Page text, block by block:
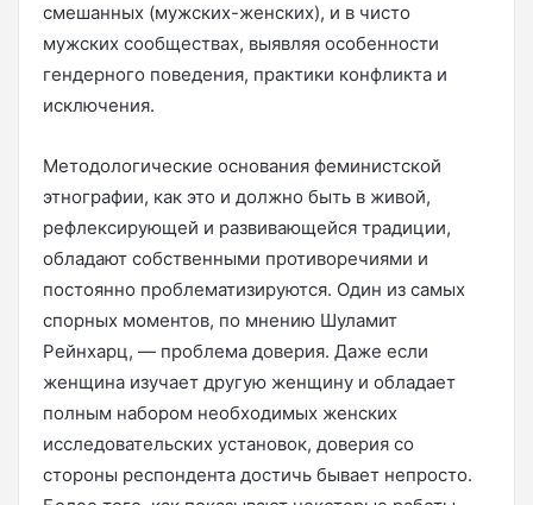
смешанных (мужских-женских), и в чисто
мужских сообществах, выявляя особенности
гендерного поведения, практики конфликта и
исключения.
Методологические основания феминистской
этнографии, как это и должно быть в живой,
рефлексирующей и развивающейся традиции,
обладают собственными противоречиями и
постоянно проблематизируются. Один из самых
спорных моментов, по мнению Шуламит
Рейнхарц, — проблема доверия. Даже если
женщина изучает другую женщину и обладает
полным набором необходимых женских
исследовательских установок, доверия со
стороны респондента достичь бывает непросто.